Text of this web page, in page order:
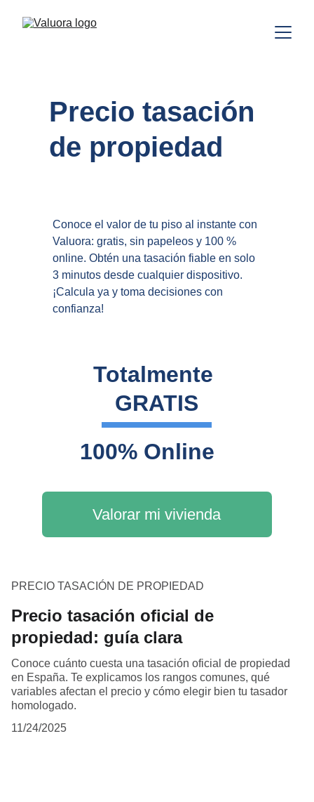
Precio tasación
de propiedad
Conoce el valor de tu piso al instante con
Valuora: gratis, sin papeleos y 100 %
online. Obtén una tasación fiable en solo
3 minutos desde cualquier dispositivo.
¡Calcula ya y toma decisiones con
confianza!
Totalmente
GRATIS
Valorar mi vivienda
100% Online
PRECIO TASACIÓN DE PROPIEDAD
Precio tasación oficial de
propiedad: guía clara
Conoce cuánto cuesta una tasación oficial de propiedad
en España. Te explicamos los rangos comunes, qué
variables afectan el precio y cómo elegir bien tu tasador
homologado.
11/24/2025